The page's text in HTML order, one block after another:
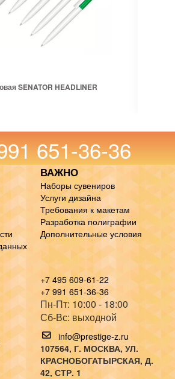
SENATOR HEADLINER
651-36-36
ВАЖНО
Наборы сувениров
Услуги дизайна
Требования к макетам
Разработка полиграфии
Дополнительные условия
+7 495 609-61-22
+7 991 651-36-36
Пн-Пт: 10:00 - 18:00
Сб-Вс: выходной
info@prestige-z.ru
107564, Г. МОСКВА, УЛ.
КРАСНОБОГАТЫРСКАЯ, Д.
42, СТР. 1